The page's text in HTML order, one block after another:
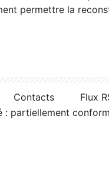
permettre la
Contacts
Flux
: partiellement